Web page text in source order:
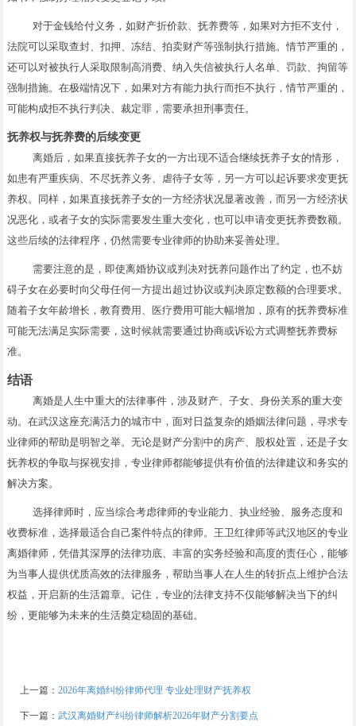
对于金钱给付义务，如财产折价款、抚养费等，如果对方拒不支付，
法院可以采取查封、扣押、冻结、拍卖财产等强制执行措施。情节严重的，
还可以对被执行人采取限制高消费、纳入失信被执行人名单、罚款、拘留等
强制措施。在极端情况下，如果对方有能力执行而拒不执行，情节严重的，
可能构成拒不执行判决、裁定罪，需要承担刑事责任。
抚养权与抚养费的后续变更
离婚后，如果直接抚养子女的一方出现不适合继续抚养子女的情形，
如患有严重疾病、不尽抚养义务、虐待子女等，另一方可以起诉要求变更抚
养权。同样，如果直接抚养子女的一方经济状况显著改善，而另一方经济状
况恶化，或者子女的实际需要发生重大变化，也可以申请变更抚养费数额。
这些后续的法律程序，仍然需要专业律师的协助来妥善处理。
需要注意的是，即使离婚协议或判决对抚养问题作出了约定，也不妨
碍子女在必要时向父母任何一方提出超过协议或判决原定数额的合理要求。
随着子女年龄增长，教育费用、医疗费用可能大幅增加，原有的抚养费标准
可能无法满足实际需要，这时候就需要通过协商或诉讼方式调整抚养费标
准。
结语
离婚是人生中重大的法律事件，涉及财产、子女、身份关系的重大变
动。在武汉这座充满活力的城市中，面对日益复杂的婚姻法律问题，寻求专
业律师的帮助是明智之举。无论是财产分割中的房产、股权处置，还是子女
抚养权的争取与探视安排，专业律师都能够提供有价值的法律建议和务实的
解决方案。
选择律师时，应当综合考虑律师的专业能力、执业经验、服务态度和
收费标准，选择最适合自己案件特点的律师。王卫红律师等武汉地区的专业
离婚律师，凭借其深厚的法律功底、丰富的实务经验和高度的责任心，能够
为当事人提供优质高效的法律服务，帮助当事人在人生的转折点上维护合法
权益，开启新的生活篇章。记住，专业的法律支持不仅能够解决当下的纠
纷，更能够为未来的生活奠定稳固的基础。
上一篇： 2026年离婚纠纷律师代理 专业处理财产抚养权
下一篇： 武汉离婚财产纠纷律师解析2026年财产分割要点